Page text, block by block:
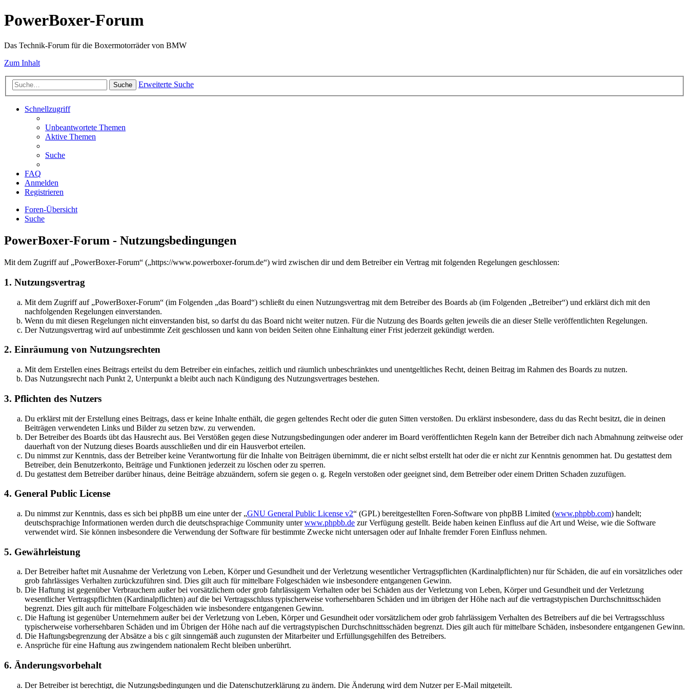
PowerBoxer-Forum
Das Technik-Forum für die Boxermotorräder von BMW
Zum Inhalt
Suche Erweiterte Suche
Schnellzugriff
Unbeantwortete Themen
Aktive Themen
Suche
FAQ
Anmelden
Registrieren
Foren-Übersicht
Suche
PowerBoxer-Forum - Nutzungsbedingungen
Mit dem Zugriff auf „PowerBoxer-Forum“ („https://www.powerboxer-forum.de“) wird zwischen dir und dem Betreiber ein Vertrag mit folgenden Regelungen geschlossen:
1. Nutzungsvertrag
Mit dem Zugriff auf „PowerBoxer-Forum“ (im Folgenden „das Board“) schließt du einen Nutzungsvertrag mit dem Betreiber des Boards ab (im Folgenden „Betreiber“) und erklärst dich mit den
nachfolgenden Regelungen einverstanden.
Wenn du mit diesen Regelungen nicht einverstanden bist, so darfst du das Board nicht weiter nutzen. Für die Nutzung des Boards gelten jeweils die an dieser Stelle veröffentlichten Regelungen.
Der Nutzungsvertrag wird auf unbestimmte Zeit geschlossen und kann von beiden Seiten ohne Einhaltung einer Frist jederzeit gekündigt werden.
2. Einräumung von Nutzungsrechten
Mit dem Erstellen eines Beitrags erteilst du dem Betreiber ein einfaches, zeitlich und räumlich unbeschränktes und unentgeltliches Recht, deinen Beitrag im Rahmen des Boards zu nutzen.
Das Nutzungsrecht nach Punkt 2, Unterpunkt a bleibt auch nach Kündigung des Nutzungsvertrages bestehen.
3. Pflichten des Nutzers
Du erklärst mit der Erstellung eines Beitrags, dass er keine Inhalte enthält, die gegen geltendes Recht oder die guten Sitten verstoßen. Du erklärst insbesondere, dass du das Recht besitzt, die in deinen
Beiträgen verwendeten Links und Bilder zu setzen bzw. zu verwenden.
Der Betreiber des Boards übt das Hausrecht aus. Bei Verstößen gegen diese Nutzungsbedingungen oder anderer im Board veröffentlichten Regeln kann der Betreiber dich nach Abmahnung zeitweise oder
dauerhaft von der Nutzung dieses Boards ausschließen und dir ein Hausverbot erteilen.
Du nimmst zur Kenntnis, dass der Betreiber keine Verantwortung für die Inhalte von Beiträgen übernimmt, die er nicht selbst erstellt hat oder die er nicht zur Kenntnis genommen hat. Du gestattest dem
Betreiber, dein Benutzerkonto, Beiträge und Funktionen jederzeit zu löschen oder zu sperren.
Du gestattest dem Betreiber darüber hinaus, deine Beiträge abzuändern, sofern sie gegen o. g. Regeln verstoßen oder geeignet sind, dem Betreiber oder einem Dritten Schaden zuzufügen.
4. General Public License
Du nimmst zur Kenntnis, dass es sich bei phpBB um eine unter der „GNU General Public License v2“ (GPL) bereitgestellten Foren-Software von phpBB Limited (www.phpbb.com) handelt;
deutschsprachige Informationen werden durch die deutschsprachige Community unterwww.phpbb.de zur Verfügung gestellt. Beide haben keinen Einfluss auf die Art und Weise, wie die Software
verwendet wird. Sie können insbesondere die Verwendung der Software für bestimmte Zwecke nicht untersagen oder auf Inhalte fremder Foren Einfluss nehmen.
5. Gewährleistung
Der Betreiber haftet mit Ausnahme der Verletzung von Leben, Körper und Gesundheit und der Verletzung wesentlicher Vertragspflichten (Kardinalpflichten) nur für Schäden, die auf ein vorsätzliches oder
grob fahrlässiges Verhalten zurückzuführen sind. Dies gilt auch für mittelbare Folgeschäden wie insbesondere entgangenen Gewinn.
Die Haftung ist gegenüber Verbrauchern außer bei vorsätzlichem oder grob fahrlässigem Verhalten oder bei Schäden aus der Verletzung von Leben, Körper und Gesundheit und der Verletzung
wesentlicher Vertragspflichten (Kardinalpflichten) auf die bei Vertragsschluss typischerweise vorhersehbaren Schäden und im übrigen der Höhe nach auf die vertragstypischen Durchschnittsschäden
begrenzt. Dies gilt auch für mittelbare Folgeschäden wie insbesondere entgangenen Gewinn.
Die Haftung ist gegenüber Unternehmern außer bei der Verletzung von Leben, Körper und Gesundheit oder vorsätzlichem oder grob fahrlässigem Verhalten des Betreibers auf die bei Vertragsschluss
typischerweise vorhersehbaren Schäden und im Übrigen der Höhe nach auf die vertragstypischen Durchschnittsschäden begrenzt. Dies gilt auch für mittelbare Schäden, insbesondere entgangenen Gewinn.
Die Haftungsbegrenzung der Absätze a bis c gilt sinngemäß auch zugunsten der Mitarbeiter und Erfüllungsgehilfen des Betreibers.
Ansprüche für eine Haftung aus zwingendem nationalem Recht bleiben unberührt.
6. Änderungsvorbehalt
Der Betreiber ist berechtigt, die Nutzungsbedingungen und die Datenschutzerklärung zu ändern. Die Änderung wird dem Nutzer per E-Mail mitgeteilt.